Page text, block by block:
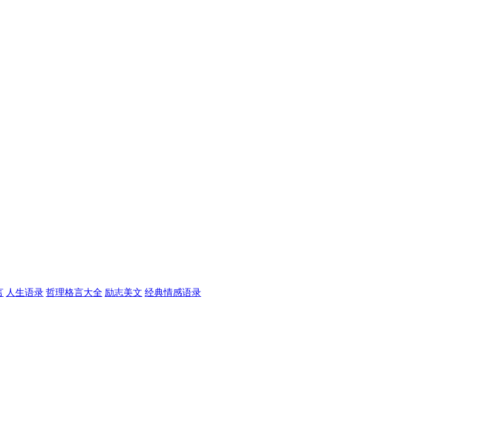
人生语录 哲理格言大全 励志美文 经典情感语录